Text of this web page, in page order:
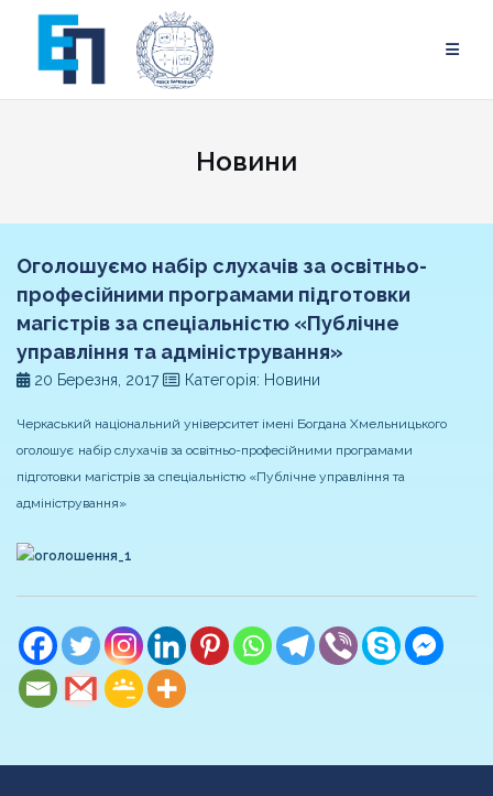
content
Новини
Оголошуємо набір слухачів за освітньо-
професійними програмами підготовки
магістрів за спеціальністю «Публічне
управління та адміністрування»
20 Березня, 2017 Категорія: Новини
Черкаський національний університет імені Богдана Хмельницького
оголошує набір слухачів за освітньо-професійними програмами
підготовки магістрів за спеціальністю «Публічне управління та
адміністрування»